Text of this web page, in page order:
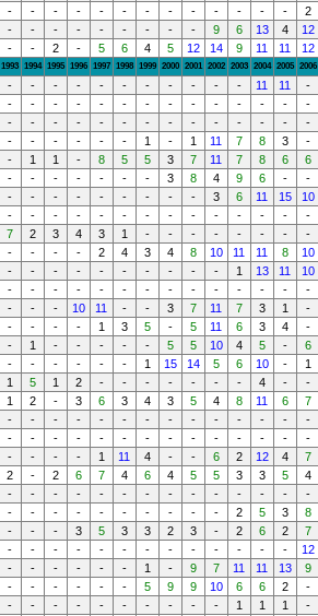
- - - - - - - - - - - - - 2
- - - - - - - - - 9 6 13 4 12
- - 2 - 5 6 4 5 12 14 9 11 11 12
1993 1994 1995 1996 1997 1998 1999 2000 2001 2002 2003 2004 2005 2006
- - - - - - - - - - - 11 11 -
- - - - - - - - - - - - - -
- - - - - - - - - - - - - -
- - - - - - 1 - 1 11 7 8 3 -
- 1 1 - 8 5 5 3 7 11 7 8 6 6
- - - - - - - 3 8 4 9 6 - -
- - - - - - - - - 3 6 11 15 10
- - - - - - - - - - - - - -
7 2 3 4 3 1 - - - - - - - -
- - - - 2 4 3 4 8 10 11 11 8 10
- - - - - - - - - - 1 13 11 10
- - - - - - - - - - - - - -
- - - 10 11 - - 3 7 11 7 3 1 -
- - - - 1 3 5 - 5 11 6 3 4 -
- 1 - - - - - 5 5 10 4 5 - 6
- - - - - - 1 15 14 5 6 10 - 1
1 5 1 2 - - - - - - - 4 - -
1 2 - 3 6 3 4 3 5 4 8 11 6 7
- - - - - - - - - - - - - -
- - - - - - - - - - - - - -
- - - - 1 11 4 - - 6 2 12 4 7
2 - 2 6 7 4 6 4 5 5 3 3 5 4
- - - - - - - - - - - - - -
- - - - - - - - - - 2 5 3 8
- - - 3 5 3 3 2 3 - 2 6 2 7
- - - - - - - - - - - - - 12
- - - - - - 1 - 9 7 11 11 13 9
- - - - - - 5 9 9 10 6 6 2 -
- - - - - - - - - - 1 1 1 -